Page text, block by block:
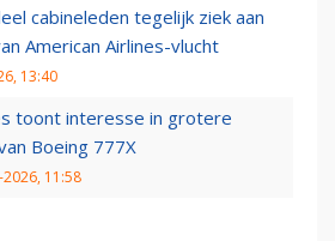
cabineleden tegelijk ziek aan
American Airlines-vlucht
13:40
toont interesse in grotere
Boeing 777X
11:58